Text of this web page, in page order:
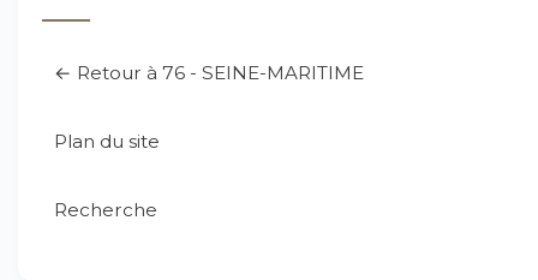
← Retour à 76 - SEINE-MARITIME
Plan du site
Recherche